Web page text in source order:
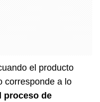
el producto
corresponde a lo
proceso de